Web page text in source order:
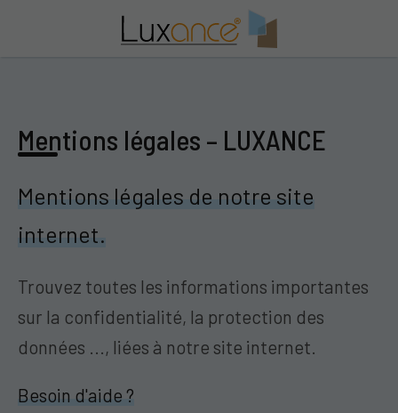
Mentions légales – LUXANCE
Mentions légales de notre site
internet.
Trouvez toutes les informations importantes
sur la confidentialité, la protection des
données ..., liées à notre site internet.
Besoin d'aide ?